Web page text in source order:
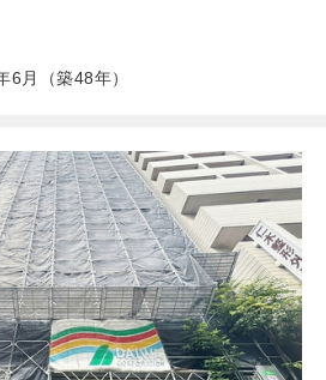
月（築48年）